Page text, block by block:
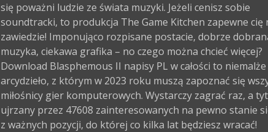
się poważni ludzie ze świata muzyki. Jeżeli cenisz sobie
soundtracki, to produkcja The Game Kitchen zapewne cię
zawiedzie! Imponująco rozpisane postacie, dobrze
muzyka, ciekawa grafika – no czego można chcieć więcej?
Download Blasphemous II napisy PL w całości to niemalże
arcydzieło, z którym w 2023 roku muszą zapoznać się
miłośnicy gier komputerowych. Wystarczy zagrać raz, a
ujrzany przez 47608 zainteresowanych na pewno stanie
z ważnych pozycji, do której co kilka lat będziesz wracać!